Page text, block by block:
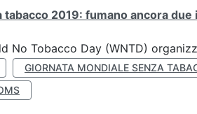
2019: fumano ancora due
No Tobacco Day (WNTD)
GIORNATA MONDIALE SENZA